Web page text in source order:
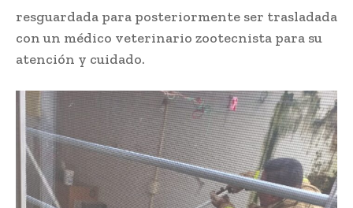
resguardada para posteriormente ser trasladada
con un médico veterinario zootecnista para su
atención y cuidado.